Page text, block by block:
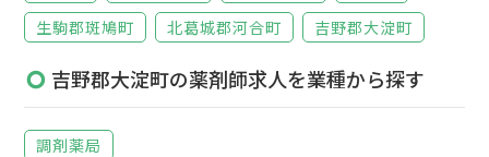
生駒郡斑鳩町
北葛城郡河合町 吉野郡大淀町
吉野郡大淀町の薬剤師求人を業種から探す
調剤薬局